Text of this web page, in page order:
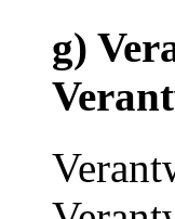
g)